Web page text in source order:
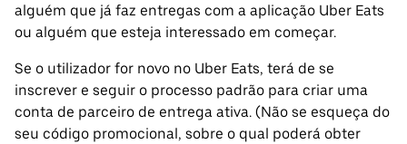
alguém que já faz entregas com a aplicação Uber Eats
ou alguém que esteja interessado em começar.
Se o utilizador for novo no Uber Eats, terá de se
inscrever e seguir o processo padrão para criar uma
conta de parceiro de entrega ativa. (Não se esqueça do
seu código promocional, sobre o qual poderá obter